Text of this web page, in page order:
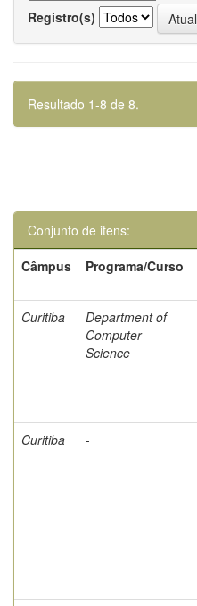
Registro(s)
Resultado 1-8 de 8.
Conjunto de itens:
Câmpus
Programa/Curso
Curitiba
Department of
Computer
Science
Curitiba -